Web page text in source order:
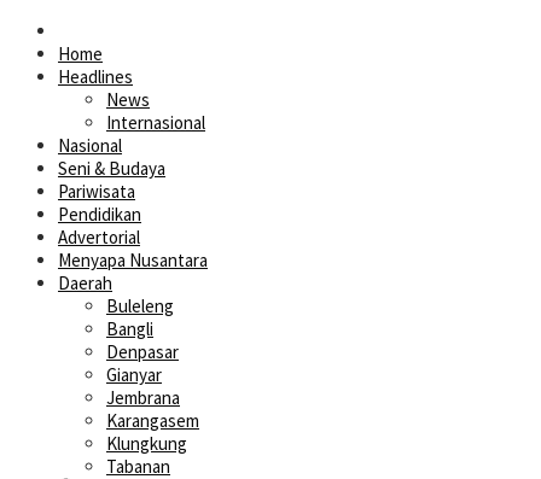
Home
Headlines
News
Internasional
Nasional
Seni & Budaya
Pariwisata
Pendidikan
Advertorial
Menyapa Nusantara
Daerah
Buleleng
Bangli
Denpasar
Gianyar
Jembrana
Karangasem
Klungkung
Tabanan